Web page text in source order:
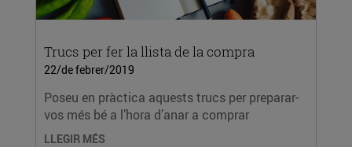
Trucs per fer la llista de la compra
22/de febrer/2019
Poseu en pràctica aquests trucs per preparar-
vos més bé a l’hora d’anar a comprar
LLEGIR MÉS